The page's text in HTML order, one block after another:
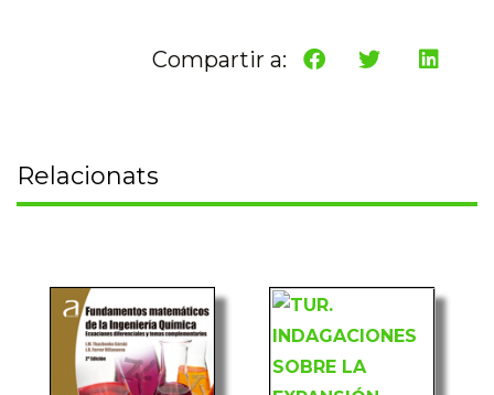
Compartir a:
Relacionats